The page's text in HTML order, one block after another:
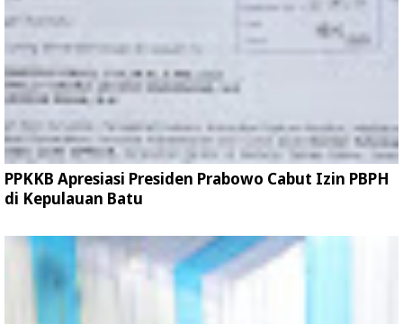
PPKKB Apresiasi Presiden Prabowo Cabut Izin PBPH
di Kepulauan Batu